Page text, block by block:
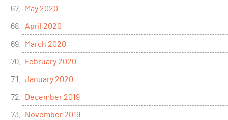
May 2020
April 2020
March 2020
February 2020
January 2020
December 2019
November 2019